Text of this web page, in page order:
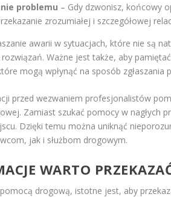
problemu – Gdy dzwonisz, końcowy
zrozumiałej i szczegółowej
awarii w sytuacjach, które nie są
Ważne jest także, aby
mogą wpłynąć na sposób zgłaszania
przed wezwaniem profesjonalistów
Zamiast szukać pomocy w nagłych
Dzięki temu można uniknąć
jak i służbom drogowym.
WARTO
drogową, istotne jest, aby